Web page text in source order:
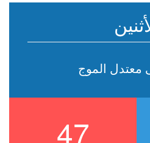
معتدل الموج
47